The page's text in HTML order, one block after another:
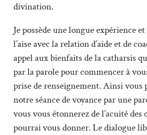
divination.
Je possède une longue expérience et
l’aise avec la relation d’aide et de
appel aux bienfaits de la catharsis
par la parole pour commencer à
prise de renseignement. Ainsi vous
notre séance de voyance par une
vous vous étonnerez de l’acuité des
pourrai vous donner. Le dialogue